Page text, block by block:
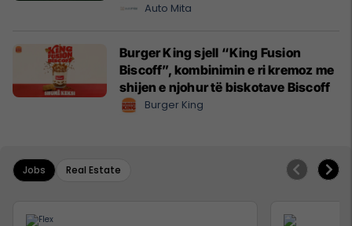
Auto Mita
Burger King sjell “King Fusion
Biscoff”, kombinimin e ri kremoz me
shijen e njohur të biskotave Biscoff
Burger King
Jobs Real Estate